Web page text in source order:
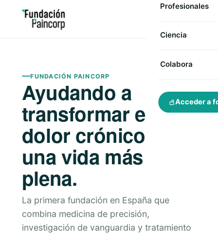
Profesionales
Ciencia
Colabora
Acceder a
FUNDACIÓN PAINCORP
Ayudando a
transformar el
dolor crónico en
una vida más
plena.
La primera fundación en España que
combina medicina de precisión,
investigación de vanguardia y tratamiento